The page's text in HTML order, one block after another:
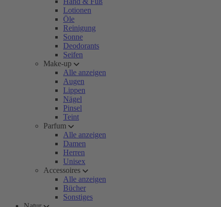
Lotionen
Öle
Reinigung
Sonne
Deodorants
Seifen
Make-up
Alle anzeigen
Augen
Lippen
Nägel
Pinsel
Teint
Parfum
Alle anzeigen
Damen
Herren
Unisex
Accessoires
Alle anzeigen
Bücher
Sonstiges